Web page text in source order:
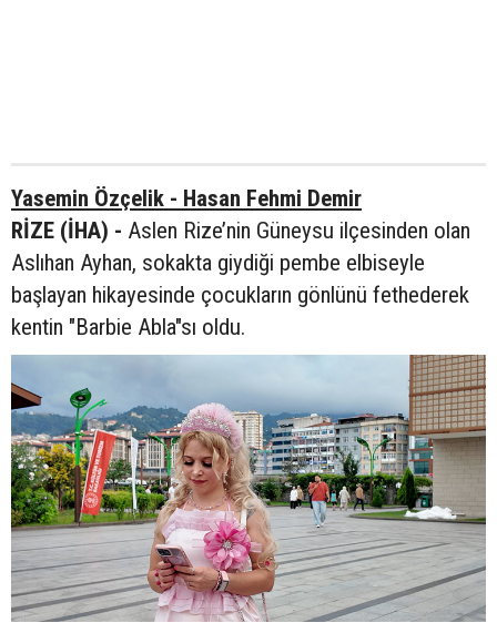
Yasemin Özçelik - Hasan Fehmi Demir
RİZE (İHA) - Aslen Rize’nin Güneysu ilçesinden olan
Aslıhan Ayhan, sokakta giydiği pembe elbiseyle
başlayan hikayesinde çocukların gönlünü fethederek
kentin "Barbie Abla"sı oldu.